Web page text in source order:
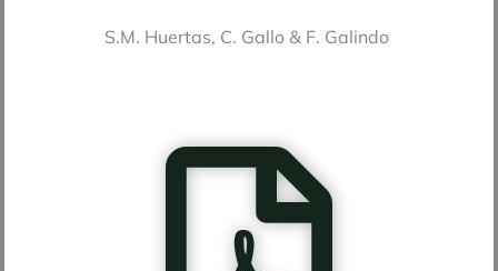
S.M. Huertas, C. Gallo & F. Galindo